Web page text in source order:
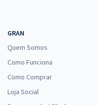
GRAN
Quem Somos
Como Funciona
Como Comprar
Loja Social